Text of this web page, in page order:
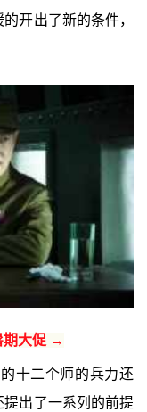
开出了新的条件，
期大促 →
十二个师的兵力还
出了一系列的前提